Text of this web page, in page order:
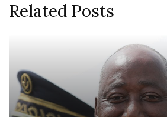
Related Posts